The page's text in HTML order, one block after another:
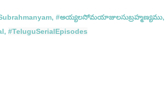
5 stars.
#అయ్యలసోమయాజులసుబ్రహ్మణ్యము,
, #TeluguSerialEpisodes